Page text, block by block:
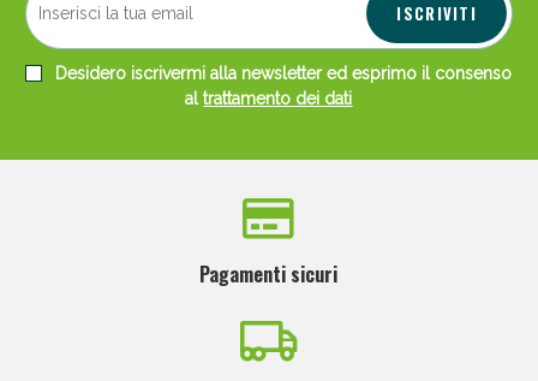
ISCRIVITI
Desidero iscrivermi alla newsletter ed esprimo il consenso
altrattamento dei dati
Pagamenti sicuri